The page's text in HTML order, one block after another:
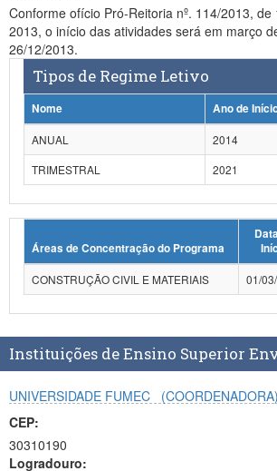
Ministério da Mulher, da Família e dos Direitos Humanos
Secretaria-Geral
Gabinete de Segurança Institucional
Advocacia-Geral da União
Banco Central do Brasil
Planalto
Conforme ofício Pró-Reitoria nº. 114/2013,
2013, o início das atividades será em março de 2014. Andréa em
26/12/2013.
Tipos de Regime Letivo
Nome
Ano de
ANUAL
2014
TRIMESTRAL
2021
Áreas de Concentração do Programa
CONSTRUÇÃO CIVIL E MATERIAIS
01/
Instituições de Ensino Superior
UNIVERSIDADE FUMEC
(COORDENADORA)
CEP:
30310190
Logradouro: